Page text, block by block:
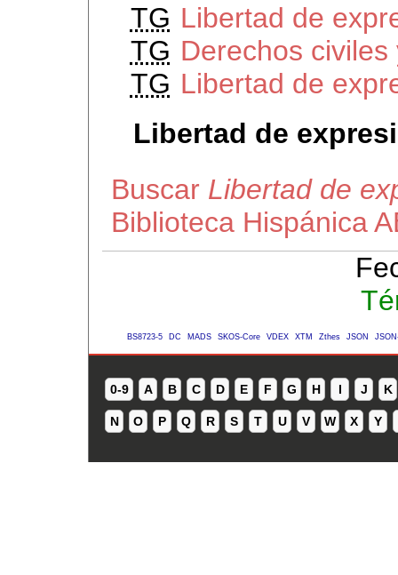
TG Libertad de
TG Derechos
TG Libertad de
Libertad de
Buscar Libertad de
Biblioteca Hispánica
BS8723-5 DC MADS SKOS-Core VDEX XTM Zthes JSON
0-9 A B C D E F G H I J K
N O P Q R S T U V W X Y